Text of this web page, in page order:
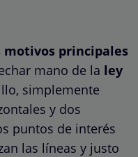
motivos principales
mano de la ley
simplemente
y dos
puntos de interés
las líneas y justo